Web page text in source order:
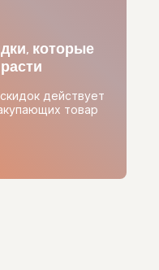
которые
действует
товар